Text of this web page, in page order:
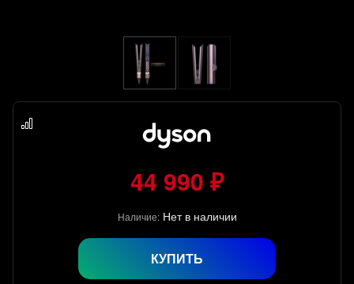
44 990 ₽
Наличие: Нет в наличии
КУПИТЬ